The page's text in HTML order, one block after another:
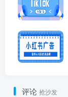
评论 抢沙发